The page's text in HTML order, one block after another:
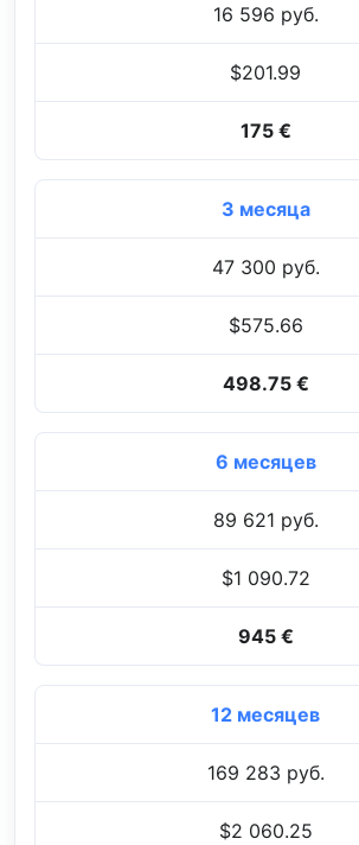
16 596 руб.
$201.99
175 €
3 месяца
47 300 руб.
$575.66
498.75 €
6 месяцев
89 621 руб.
$1 090.72
945 €
12 месяцев
169 283 руб.
$2 060.25